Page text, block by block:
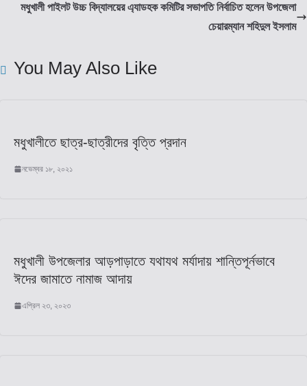
মধুখালী পাইলট উচ্চ বিদ্যালয়ের এ্যাডহক কমিটির সভাপতি নির্বাচিত হলেন উপজেলা
চেয়ারম্যান শহিদুল ইসলাম
You May Also Like
মধুখালীতে ছাত্র-ছাত্রীদের বৃত্তি প্রদান
নভেম্বর ১৮, ২০২১
মধুখালী উপজেলার আড়পাড়াতে যথাযথ মর্যাদায় শান্তিপূর্নভাবে
ঈদের জামাতে নামাজ আদায়
এপ্রিল ২৩, ২০২৩